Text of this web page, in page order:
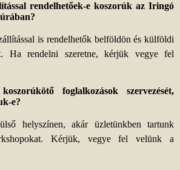
rendelhetőek-e koszorúk az Iringó
is rendelhetők belföldön és külföldi
Ha rendelni szeretne, kérjük vegye fel
foglalkozások szervezését,
e?
helyszínen, akár üzletünkben tartunk
Kérjük, vegye fel velünk a